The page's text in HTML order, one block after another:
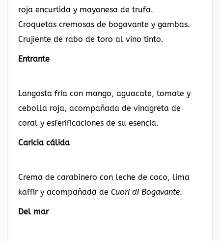
roja encurtida y mayonesa de trufa.
Croquetas cremosas de bogavante y gambas.
Crujiente de rabo de toro al vino tinto.
Entrante
Langosta fría con mango, aguacate, tomate y
cebolla roja, acompañada de vinagreta de
coral y esferificaciones de su esencia.
Caricia cálida
Crema de carabinero con leche de coco, lima
kaffir y acompañada de Cuori di Bogavante.
Del mar